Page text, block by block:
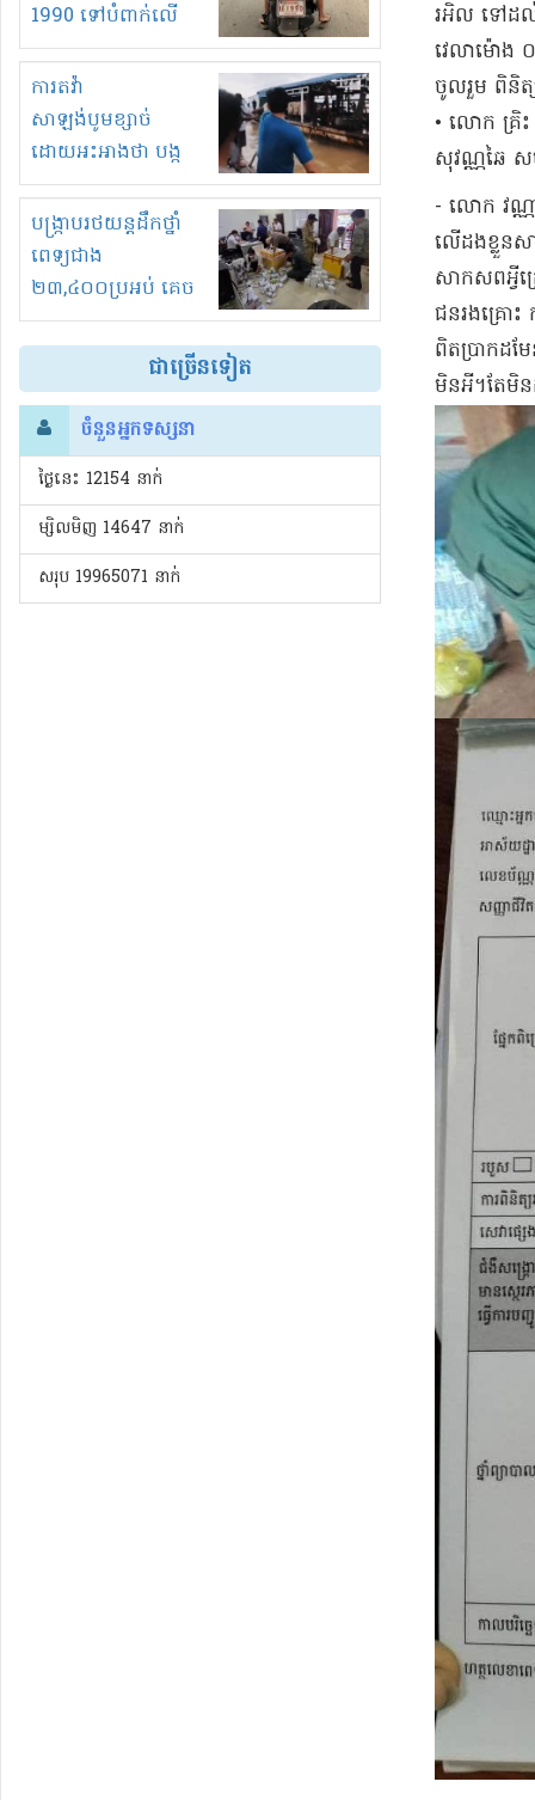
1990 ទៅបំពាក់លើ
ម៉ូតូរបស់ខ្លួន ដាកផ្លាក
រត់ឌុបហើយ
ការតវ៉ា
សាឡង់បូមខ្សាច់
ដោយអះអាងថា បង្ក
បាក់ច្រាំងទន្លេ និង
រំខានទាំងយប់ទាំងថ្ងៃ
បង្ក្រាបរថយន្តដឹកថ្នាំ
ពេទ្យជាង
២៣,៤០០ប្រអប់ គេច
ពន្ធនិងអត់ច្បាប់នាំ
ចូល!?
ជាច្រើនទៀត
ចំនួនអ្នកទស្សនា
ថ្ងៃនេះ​ 12154 នាក់
ម្សិលមិញ 14647 នាក់
សរុប 19965071 នាក់
រអិល ទៅដល់​
វេលា​ម៉ោង
ចូលរួម ពិនិត្យ​
• លោក គ្រិ
សុវណ្ណ​ឆៃ
- លោក វណ្ណ
លើ​ដងខ្លួន​ស
សាកសព​អ្វី​
ជនរងគ្រោះ
ពិតប្រាកដ​ម
មិន​អី​។​តែ​មិ